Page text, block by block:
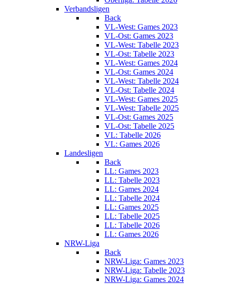
Verbandsligen
Back
VL-West: Games 2023
VL-Ost: Games 2023
VL-West: Tabelle 2023
VL-Ost: Tabelle 2023
VL-West: Games 2024
VL-Ost: Games 2024
VL-West: Tabelle 2024
VL-Ost: Tabelle 2024
VL-West: Games 2025
VL-West: Tabelle 2025
VL-Ost: Games 2025
VL-Ost: Tabelle 2025
VL: Tabelle 2026
VL: Games 2026
Landesligen
Back
LL: Games 2023
LL: Tabelle 2023
LL: Games 2024
LL: Tabelle 2024
LL: Games 2025
LL: Tabelle 2025
LL: Tabelle 2026
LL: Games 2026
NRW-Liga
Back
NRW-Liga: Games 2023
NRW-Liga: Tabelle 2023
NRW-Liga: Games 2024